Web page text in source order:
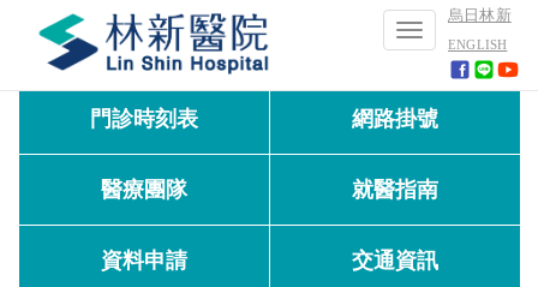
烏日林新
ENGLISH
Toggle
navigation
門診時刻表 網路掛號
醫療團隊 就醫指南
資料申請 交通資訊